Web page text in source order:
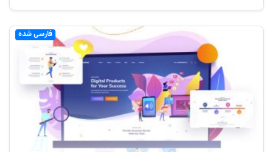
فارسی شده